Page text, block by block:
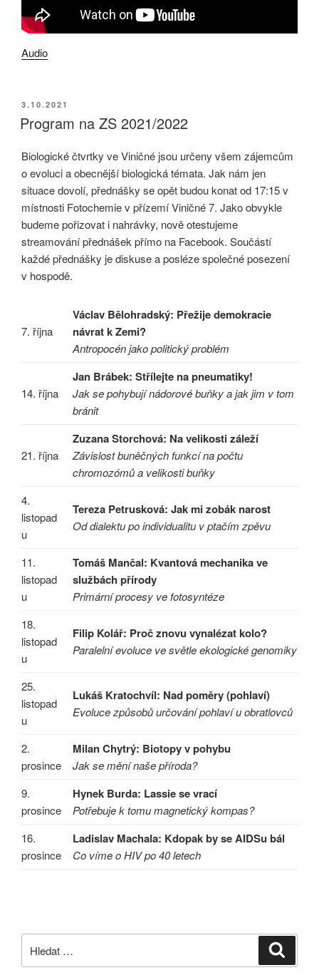
Audio
PUBLIKOVÁNO
3.10.2021
Program na ZS 2021/2022
Biologické čtvrtky ve Viničné jsou určeny všem zájemcům
o evoluci a obecnější biologická témata. Jak nám jen
situace dovolí, přednášky se opět budou konat od 17:15 v
místnosti Fotochemie v přízemí Viničné 7. Jako obvykle
budeme pořizovat i nahrávky, nově otestujeme
streamování přednášek přímo na Facebook. Součástí
každé přednášky je diskuse a posléze společné posezení
v hospodě.
7. října
Václav Bělohradský: Přežije demokracie
návrat k Zemi?
Antropocén jako politický problém
14. října
Jan Brábek: Střílejte na pneumatiky!
Jak se pohybují nádorové buňky a jak jim v tom
bránit
21. října
Zuzana Storchová: Na velikosti záleží
Závislost buněčných funkcí na počtu
chromozómů a velikosti buňky
4.
listopad
u
Tereza Petrusková: Jak mi zobák narost
Od dialektu po individualitu v ptačím zpěvu
11.
listopad
u
Tomáš Mančal: Kvantová mechanika ve
službách přírody
Primární procesy ve fotosyntéze
18.
listopad
u
Filip Kolář: Proč znovu vynalézat kolo?
Paralelní evoluce ve světle ekologické genomiky
25.
listopad
u
Lukáš Kratochvíl: Nad poměry (pohlaví)
Evoluce způsobů určování pohlaví u obratlovců
2.
prosince
Milan Chytrý: Biotopy v pohybu
Jak se mění naše příroda?
9.
prosince
Hynek Burda: Lassie se vrací
Potřebuje k tomu magnetický kompas?
16.
prosince
Ladislav Machala: Kdopak by se AIDSu bál
Co víme o HIV po 40 letech